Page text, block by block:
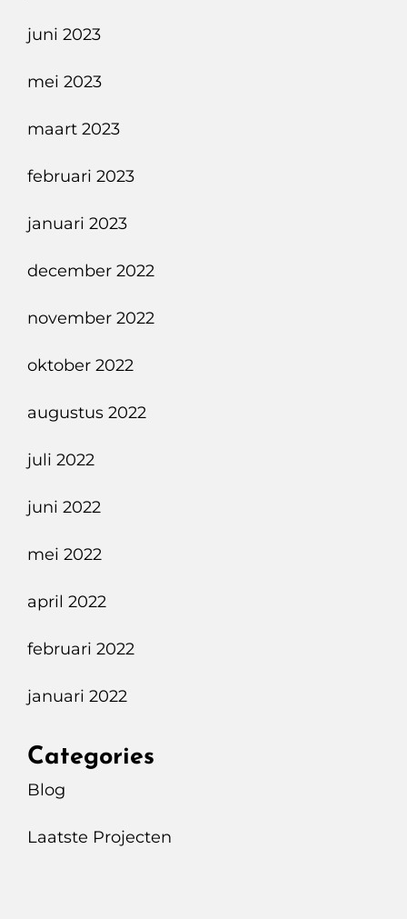
juni 2023
mei 2023
maart 2023
februari 2023
januari 2023
december 2022
november 2022
oktober 2022
augustus 2022
juli 2022
juni 2022
mei 2022
april 2022
februari 2022
januari 2022
Categories
Blog
Laatste Projecten